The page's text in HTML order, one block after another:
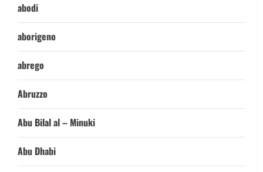
abodi
aborigeno
abrego
Abruzzo
Abu Bilal al – Minuki
Abu Dhabi